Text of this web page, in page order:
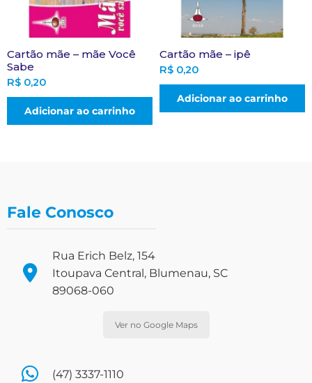
Cartão mãe – mãe Você
Sabe
R$ 0,20
Adicionar ao carrinho
Cartão mãe – ipê
R$ 0,20
Adicionar ao carrinho
Fale Conosco
Rua Erich Belz, 154
Itoupava Central, Blumenau, SC
89068-060
Ver no Google Maps
(47) 3337-1110